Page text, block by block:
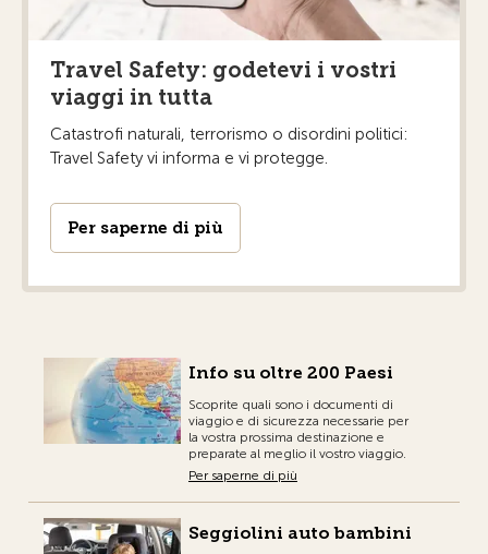
Travel Safety: godetevi i vostri
viaggi in tutta
Catastrofi naturali, terrorismo o disordini politici:
Travel Safety vi informa e vi protegge.
Per saperne di più
Info su oltre 200 Paesi
Scoprite quali sono i documenti di
viaggio e di sicurezza necessarie per
la vostra prossima destinazione e
preparate al meglio il vostro viaggio.
Per saperne di più
Seggiolini auto bambini